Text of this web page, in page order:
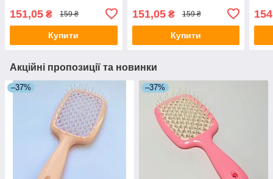
151,05 ₴ 159 ₴
Купити
151,05₴ 159 ₴
Купити
Акційні пропозиції та новинки
–37% –37%